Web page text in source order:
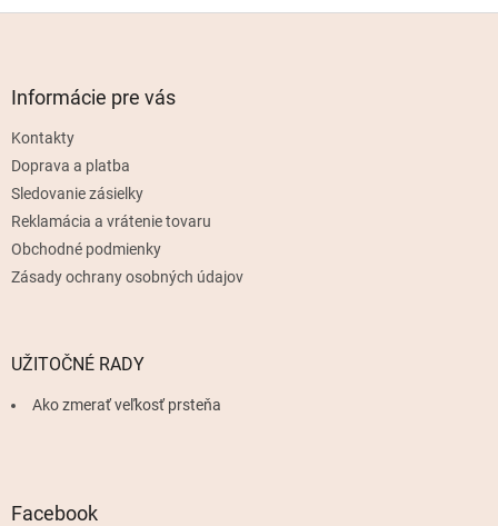
Informácie pre vás
Kontakty
Doprava a platba
Sledovanie zásielky
Reklamácia a vrátenie tovaru
Obchodné podmienky
Zásady ochrany osobných údajov
UŽITOČNÉ RADY
Ako zmerať veľkosť prsteňa
Facebook